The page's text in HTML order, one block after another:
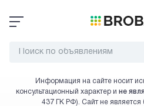
Информация на сайте носит
консультационный характер и не
437 ГК РФ). Сайт не является